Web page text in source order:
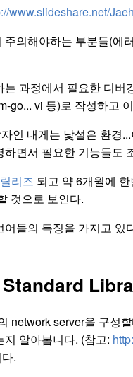
www.slideshare.net/
주의해야하는 부분들(에
는 과정에서 필요한 디
go... vi 등)로 작성하고
인 내게는 낯설은 환경
하면서 필요한 기능들도
리즈 되고 약 6개월에
것으로 보인다.
어들의 특징을 가지고
network server을 구성
알아봅니다. (참고:
.